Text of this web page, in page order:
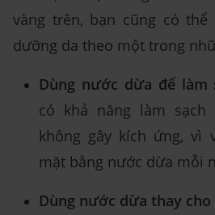
vàng trên, bạn cũng có
dưỡng da theo một trong
Dùng nước dừa để làm
có khả năng làm
không gây kích ứng, vì
mặt bằng nước dừa mỗi
Dùng nước dừa thay